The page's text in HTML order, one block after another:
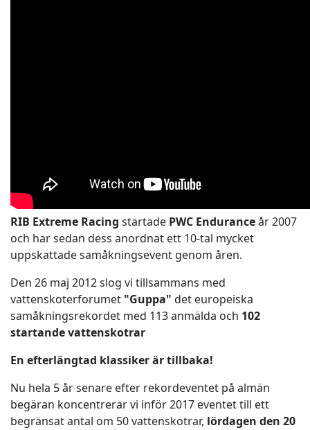
RIB Extreme Racing startade PWC Enduranceår 2007
och har sedan dess anordnat ett 10-tal mycket
uppskattade samåkningsevent genom åren.
Den 26 maj 2012 slog vi tillsammans med
vattenskoterforumet "Guppa" det europeiska
samåkningsrekordet med 113 anmälda och 102
startande vattenskotrar
En efterlängtad klassiker är tillbaka!
Nu hela 5 år senare efter rekordeventet på almän
begäran koncentrerar vi inför 2017 eventet till ett
begränsat antal om 50 vattenskotrar, lördagen den 20